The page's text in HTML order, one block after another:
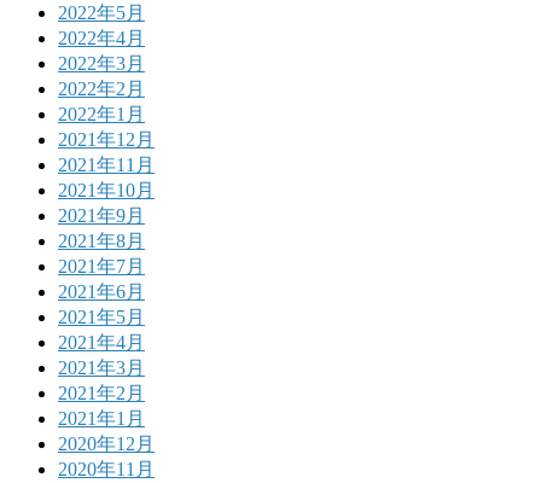
2022年5月
2022年4月
2022年3月
2022年2月
2022年1月
2021年12月
2021年11月
2021年10月
2021年9月
2021年8月
2021年7月
2021年6月
2021年5月
2021年4月
2021年3月
2021年2月
2021年1月
2020年12月
2020年11月